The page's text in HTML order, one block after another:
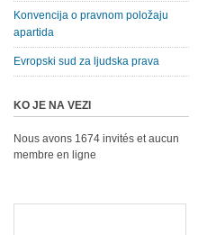
Konvencija o pravnom položaju
apartida
Evropski sud za ljudska prava
KO JE NA VEZI
Nous avons 1674 invités et aucun
membre en ligne